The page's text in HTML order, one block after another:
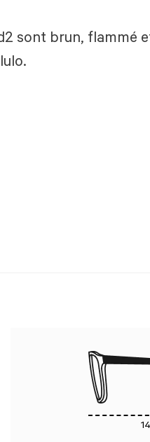
sont brun, flammé